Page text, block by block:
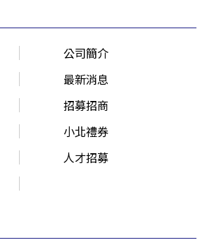
公司簡介
最新消息
招募招商
小北禮券
人才招募